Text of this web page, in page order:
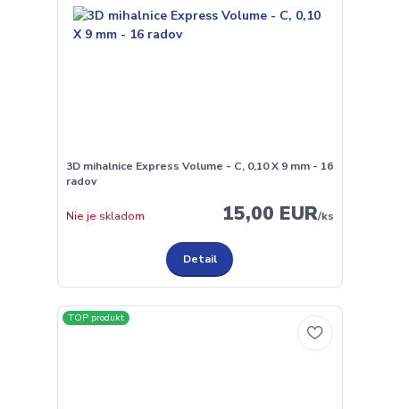
3D mihalnice Express Volume - C, 0,10 X 9 mm - 16
radov
15,00 EUR/ks
Nie je skladom
Detail
TOP produkt